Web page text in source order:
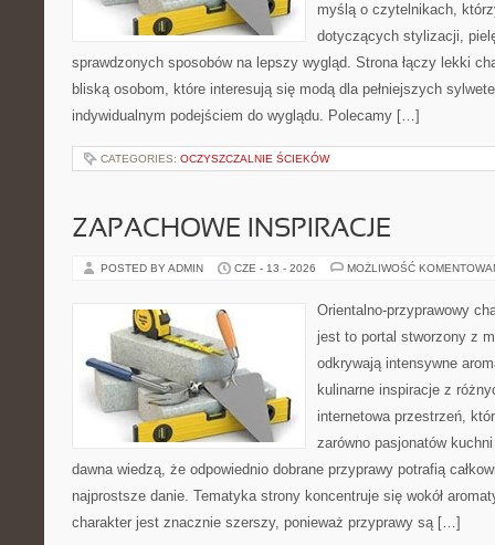
myślą o czytelnikach,
dotyczących stylizacji,
sprawdzonych sposobów na lepszy wygląd. Strona łączy lekki
bliską osobom, które interesują się modą dla pełniejszych
indywidualnym podejściem do wyglądu. Polecamy […]
CATEGORIES: OCZYSZCZALNIE ŚCIEKÓW
ZAPACHOWE INSPIRACJE
POSTED BY ADMIN CZE - 13 - 2026 MOŻLIWOŚĆ
Orientalno-przyprawowy
jest to portal stworzony z
odkrywają intensywne
kulinarne inspiracje z
internetowa przestrzeń,
zarówno pasjonatów
dawna wiedzą, że odpowiednio dobrane przyprawy potrafią
najprostsze danie. Tematyka strony koncentruje się wokół
charakter jest znacznie szerszy, ponieważ przyprawy są […]